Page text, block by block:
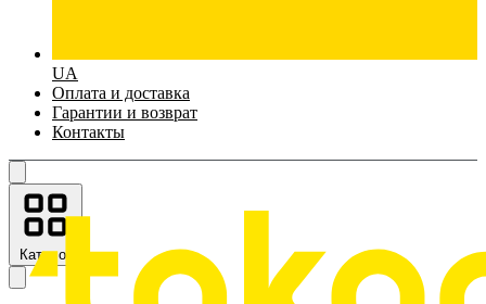
UA
Оплата и доставка
Гарантии и возврат
Контакты
Каталог